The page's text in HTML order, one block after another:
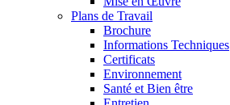
Plans de Travail
Brochure
Informations Techniques
Certificats
Environnement
Santé et Bien être